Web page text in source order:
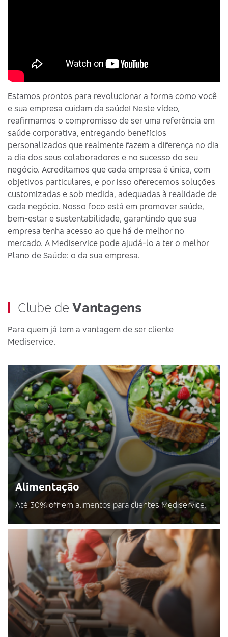
Estamos prontos para revolucionar a forma como você
e sua empresa cuidam da saúde! Neste vídeo,
reafirmamos o compromisso de ser uma referência em
saúde corporativa, entregando benefícios
personalizados que realmente fazem a diferença no dia
a dia dos seus colaboradores e no sucesso do seu
negócio. Acreditamos que cada empresa é única, com
objetivos particulares, e por isso oferecemos soluções
customizadas e sob medida, adequadas à realidade de
cada negócio. Nosso foco está em promover saúde,
bem-estar e sustentabilidade, garantindo que sua
empresa tenha acesso ao que há de melhor no
mercado. A Mediservice pode ajudá-lo a ter o melhor
Plano de Saúde: o da sua empresa.
Clube deVantagens
Para quem já tem a vantagem de ser cliente
Mediservice.
Alimentação
Até 30% off em alimentos para clientes Mediservice.